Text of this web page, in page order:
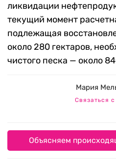
ликвидации
текущий момент
подлежащая
около 280 гектаров,
чистого песка — около
Мария
Связаться
Объясняем